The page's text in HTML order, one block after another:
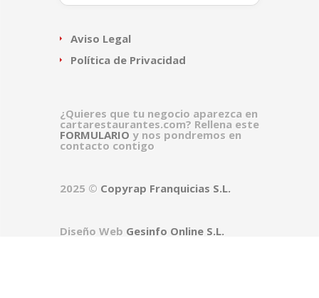
Aviso Legal
Política de Privacidad
¿Quieres que tu negocio aparezca en
cartarestaurantes.com? Rellena este
FORMULARIO y nos pondremos en
contacto contigo
2025 © Copyrap Franquicias S.L.
Diseño Web Gesinfo Online S.L.